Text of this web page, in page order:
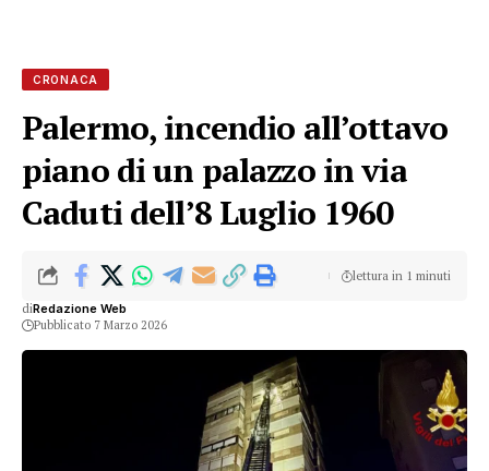
CRONACA
Palermo, incendio all’ottavo
piano di un palazzo in via
Caduti dell’8 Luglio 1960
diRedazione Web
Pubblicato 7 Marzo 2026
lettura in 1 minuti